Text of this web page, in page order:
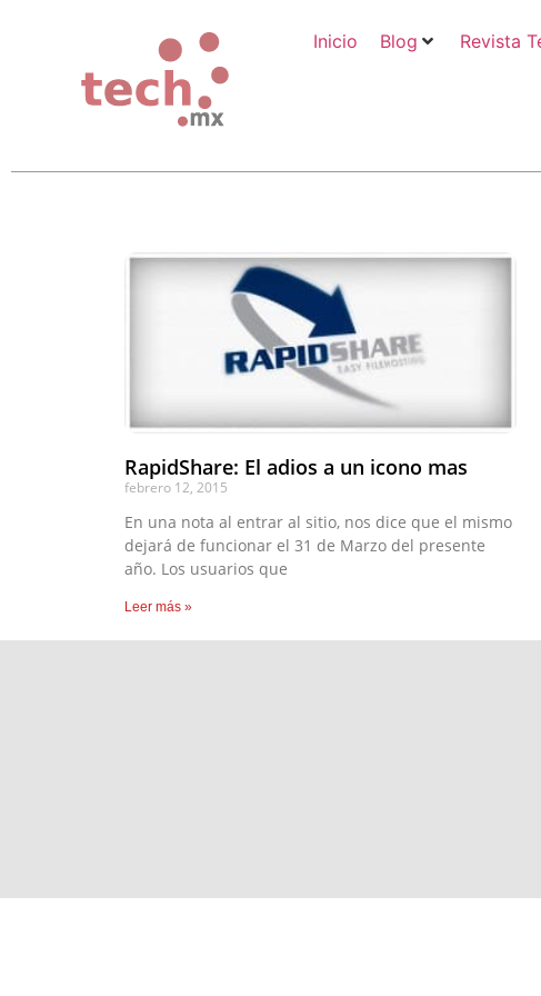
Inicio Blog Revista
RapidShare: El adios a un icono mas
febrero 12, 2015
En una nota al entrar al sitio, nos dice que el mismo
dejará de funcionar el 31 de Marzo del presente
año. Los usuarios que
Leer más »